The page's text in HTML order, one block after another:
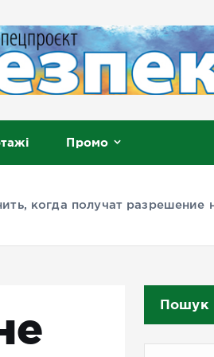
Промо
когда получат разрешение
Пошук